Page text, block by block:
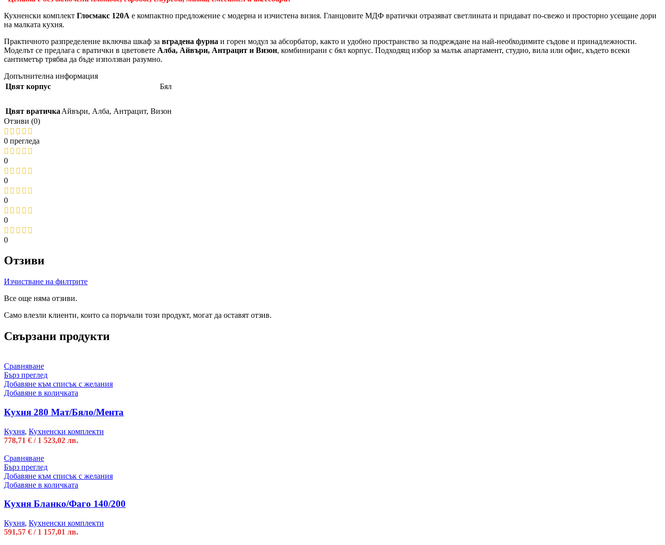
Кухненски комплект Глосмакс 120А е компактно предложение с модерна и изчистена визия. Гланцовите МДФ вратички отразяват светлината и придават по-свежо и просторно усещане дори
на малката кухня.
Практичното разпределение включва шкаф за вградена фурна и горен модул за абсорбатор, както и удобно пространство за подреждане на най-необходимите съдове и принадлежности.
Моделът се предлага с вратички в цветовете Алба, Айвъри, Антрацит и Визон, комбинирани с бял корпус. Подходящ избор за малък апартамент, студио, вила или офис, където всеки
сантиметър трябва да бъде използван разумно.
Допълнителна информация
Цвят корпус
Бял
Цвят вратичка Айвъри, Алба, Антрацит, Визон
Отзиви (0)
0 прегледа
0
0
0
0
0
Отзиви
Изчистване на филтрите
Все още няма отзиви.
Само влезли клиенти, които са поръчали този продукт, могат да оставят отзив.
Свързани продукти
Сравняване
Бърз преглед
Добавяне към списък с желания
Добавяне в количката
Кухня 280 Мат/Бяло/Мента
Кухня, Кухненски комплекти
778,71 € / 1 523,02 лв.
Сравняване
Бърз преглед
Добавяне към списък с желания
Добавяне в количката
Кухня Бланко/Фаго 140/200
Кухня, Кухненски комплекти
591,57 € / 1 157,01 лв.